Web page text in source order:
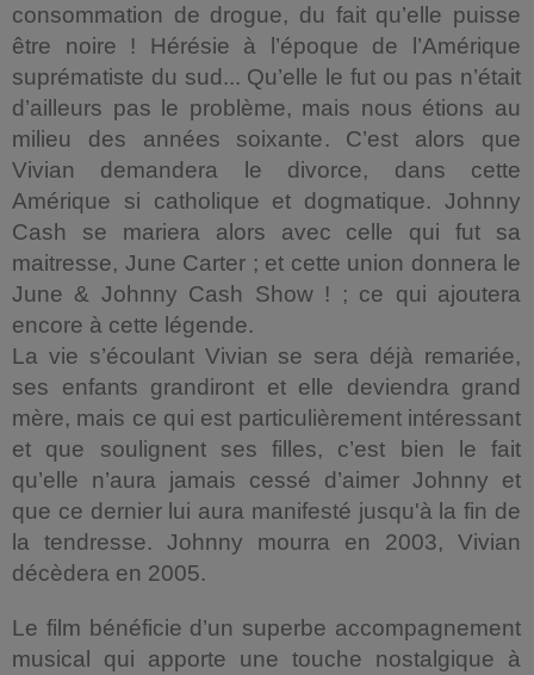
consommation de drogue, du fait qu’elle puisse
être noire ! Hérésie à l’époque de l’Amérique
suprématiste du sud... Qu’elle le fut ou pas n’était
d’ailleurs pas le problème, mais nous étions au
milieu des années soixante. C’est alors que
Vivian demandera le divorce, dans cette
Amérique si catholique et dogmatique. Johnny
Cash se mariera alors avec celle qui fut sa
maitresse, June Carter ; et cette union donnera le
June & Johnny Cash Show ! ; ce qui ajoutera
encore à cette légende.
La vie s’écoulant Vivian se sera déjà remariée,
ses enfants grandiront et elle deviendra grand
mère, mais ce qui est particulièrement intéressant
et que soulignent ses filles, c’est bien le fait
qu’elle n’aura jamais cessé d’aimer Johnny et
que ce dernier lui aura manifesté jusqu'à la fin de
la tendresse. Johnny mourra en 2003, Vivian
décèdera en 2005.
Le film bénéficie d’un superbe accompagnement
musical qui apporte une touche nostalgique à